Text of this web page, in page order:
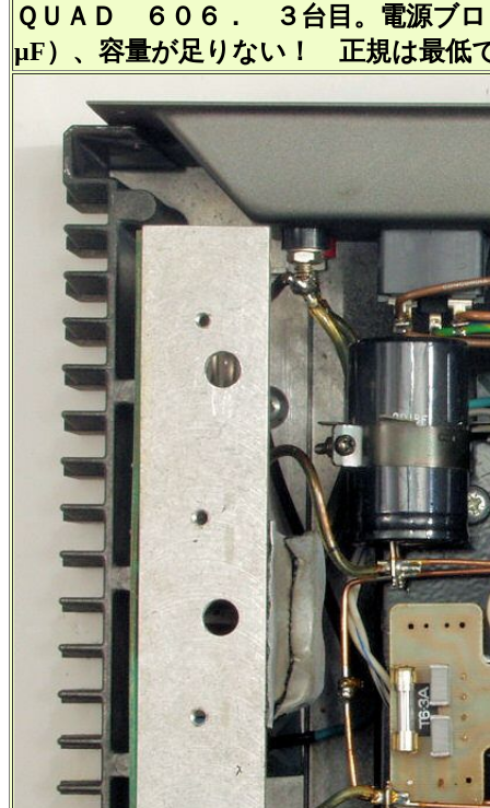
ＱＵＡＤ ６０６． ３台目。電源ブロ
μF）、容量が足りない！ 正規は最低